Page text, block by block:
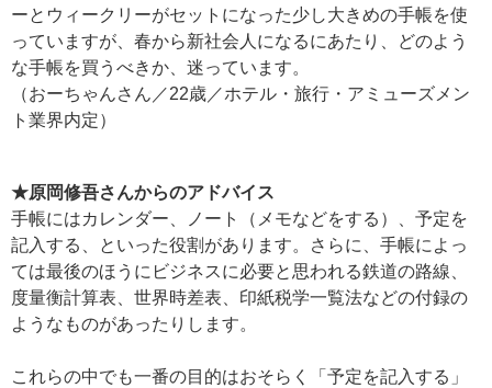
ーとウィークリーがセットになった少し大きめの手帳を使
っていますが、春から新社会人になるにあたり、どのよう
な手帳を買うべきか、迷っています。
（おーちゃんさん／22歳／ホテル・旅行・アミューズメン
ト業界内定）
★原岡修吾さんからのアドバイス
手帳にはカレンダー、ノート（メモなどをする）、予定を
記入する、といった役割があります。さらに、手帳によっ
ては最後のほうにビジネスに必要と思われる鉄道の路線、
度量衡計算表、世界時差表、印紙税学一覧法などの付録の
ようなものがあったりします。
これらの中でも一番の目的はおそらく「予定を記入する」